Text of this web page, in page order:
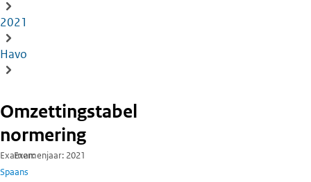
Kruimelpad
2021
Havo
Omzettingstabel
normering
Examen
Spaans
Examenjaar 2021